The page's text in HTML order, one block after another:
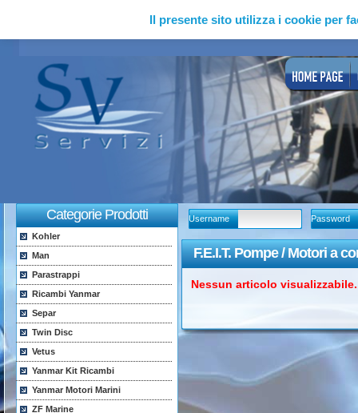
Il presente sito utilizza i cookie per
Categorie Prodotti
Kohler
Man
Parastrappi
Ricambi Yanmar
Separ
Twin Disc
Vetus
Yanmar Kit Ricambi
Yanmar Motori Marini
ZF Marine
Username Password
F.E.I.T. Pompe / Motori a
Nessun articolo